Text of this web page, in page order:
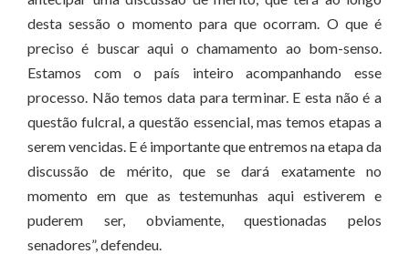
desta sessão o momento para que ocorram. O que é
preciso é buscar aqui o chamamento ao bom-senso.
Estamos com o país inteiro acompanhando esse
processo. Não temos data para terminar. E esta não é a
questão fulcral, a questão essencial, mas temos etapas a
serem vencidas. E é importante que entremos na etapa da
discussão de mérito, que se dará exatamente no
momento em que as testemunhas aqui estiverem e
puderem ser, obviamente, questionadas pelos
senadores”, defendeu.